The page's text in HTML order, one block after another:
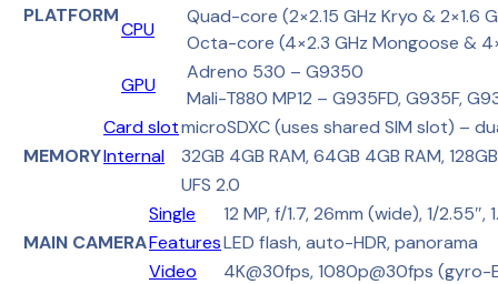
PLATFORM
CPU
Quad-core (2×2.15 GHz Kryo & 2×1.6
Octa-core (4×2.3 GHz Mongoose &
GPU
Adreno 530 – G9350
Mali-T880 MP12 – G935FD, G935F,
MEMORY
Card slotmicroSDXC (uses shared SIM slot) –
Internal
32GB 4GB RAM, 64GB 4GB RAM,
UFS 2.0
MAIN CAMERA
Single
12 MP, f/1.7, 26mm (wide), 1/2.55″,
FeaturesLED flash, auto-HDR, panorama
Video
4K@30fps, 1080p@30fps (gyro-